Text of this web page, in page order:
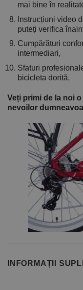
mai bine în
Instrucțiuni video
puteți verifica
Cumpărături
intermediari,
Sfaturi
bicicleta dorită,
Veți primi de la noi
nevoilor
INFORMAȚII